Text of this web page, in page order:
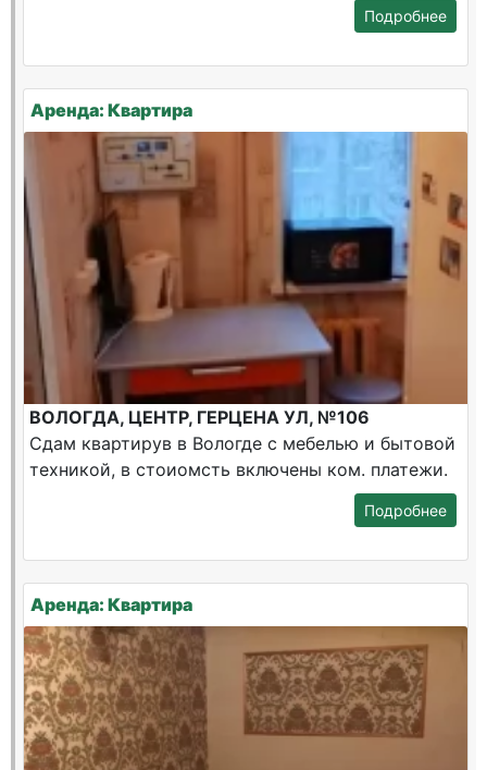
Подробнее
Аренда: Квартира
ВОЛОГДА, ЦЕНТР, ГЕРЦЕНА УЛ, №106
Сдам квартирув в Вологде с мебелью и бытовой
техникой, в стоиомсть включены ком. платежи.
Подробнее
Аренда: Квартира